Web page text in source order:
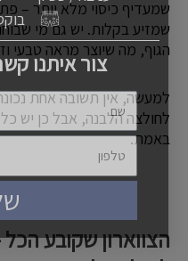
שמעדיף כיסוי מלא יותר –
שמזיע בקלות. יש גם מי
הגוף, מה שיוצר מראה טבעי
למעשה, אין תשובה אחת
לחולצה הלבנה, אבל כן יש
באמת.
הצווארון שקובע הכל
צור איתנו קשר 073-760-
שם
טלפון